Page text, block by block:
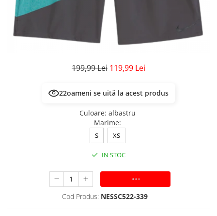
199,99 Lei 119,99 Lei
22oameni se uită la acest produs
Culoare: albastru
Marime:
S XS
IN STOC
ADAUGA IN COS
Cod Produs: NESSC522-339